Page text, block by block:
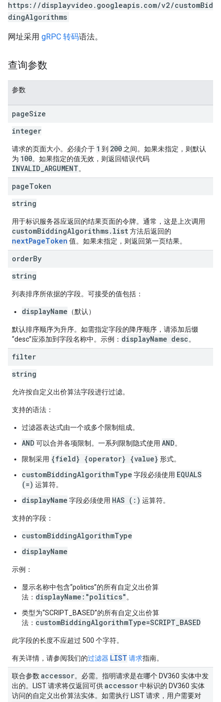
https://displayvideo.googleapis.com/v2/customBid
dingAlgorithms
网址采用 gRPC 转码语法。
查询参数
参数
pageSize
integer
请求的页面大小。必须介于 1 到 200 之间。如果未指定，则默认
为 100。如果指定的值无效，则返回错误代码
INVALID_ARGUMENT。
pageToken
string
用于标识服务器应返回的结果页面的令牌。通常，这是上次调用
customBiddingAlgorithms.list方法后返回的
nextPageToken 值。如果未指定，则返回第一页结果。
orderBy
string
列表排序所依据的字段。可接受的值包括：
displayName （默认）
默认排序顺序为升序。如需指定字段的降序顺序，请添加后缀
“desc”应添加到字段名称中。示例： displayName desc。
filter
string
允许按自定义出价算法字段进行过滤。
支持的语法：
过滤器表达式由一个或多个限制组成。
AND 可以合并各项限制。一系列限制隐式使用 AND。
限制采用 {field} {operator} {value} 形式。
customBiddingAlgorithmType 字段必须使用 EQUALS
(=) 运算符。
displayName 字段必须使用 HAS (:) 运算符。
支持的字段：
customBiddingAlgorithmType
displayName
示例：
显示名称中包含“politics”的所有自定义出价算
法： displayName:"politics" 。
类型为“SCRIPT_BASED”的所有自定义出价算
法： customBiddingAlgorithmType=SCRIPT_BASED
此字段的长度不应超过 500 个字符。
有关详情，请参阅我们的过滤器 LIST 请求指南。
联合参数 accessor。必需。指明请求是在哪个 DV360 实体中发
出的。LIST 请求将仅返回可供accessor中标识的 DV360 实体
访问的自定义出价算法实体。如需执行 LIST 请求，用户需要对